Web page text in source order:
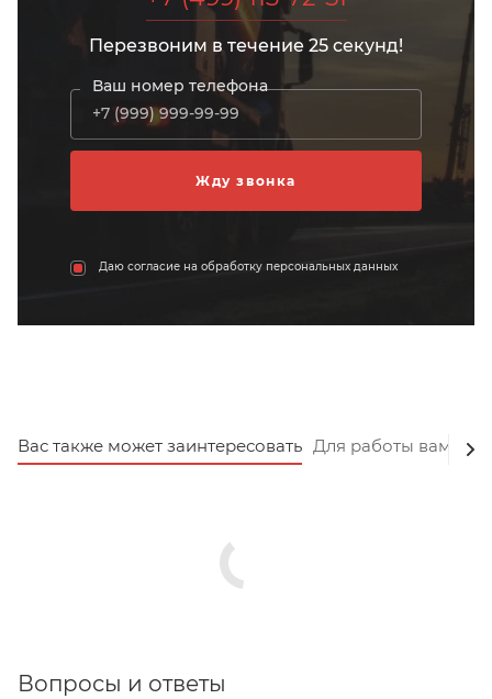
Перезвоним в течение 25 секунд!
Ваш номер телефона
Даю согласие на обработку персональных данных
Вас также может заинтересовать Для работы вам
Вопросы и ответы